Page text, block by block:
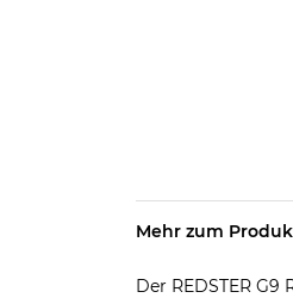
Mehr zum
Der REDSTER